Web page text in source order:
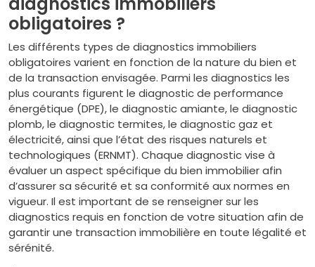
obligatoires ?
Les différents types de diagnostics immobiliers
obligatoires varient en fonction de la nature du bien et
de la transaction envisagée. Parmi les diagnostics les
plus courants figurent le diagnostic de performance
énergétique (DPE), le diagnostic amiante, le diagnostic
plomb, le diagnostic termites, le diagnostic gaz et
électricité, ainsi que l’état des risques naturels et
technologiques (ERNMT). Chaque diagnostic vise à
évaluer un aspect spécifique du bien immobilier afin
d’assurer sa sécurité et sa conformité aux normes en
vigueur. Il est important de se renseigner sur les
diagnostics requis en fonction de votre situation afin de
garantir une transaction immobilière en toute légalité et
sérénité.